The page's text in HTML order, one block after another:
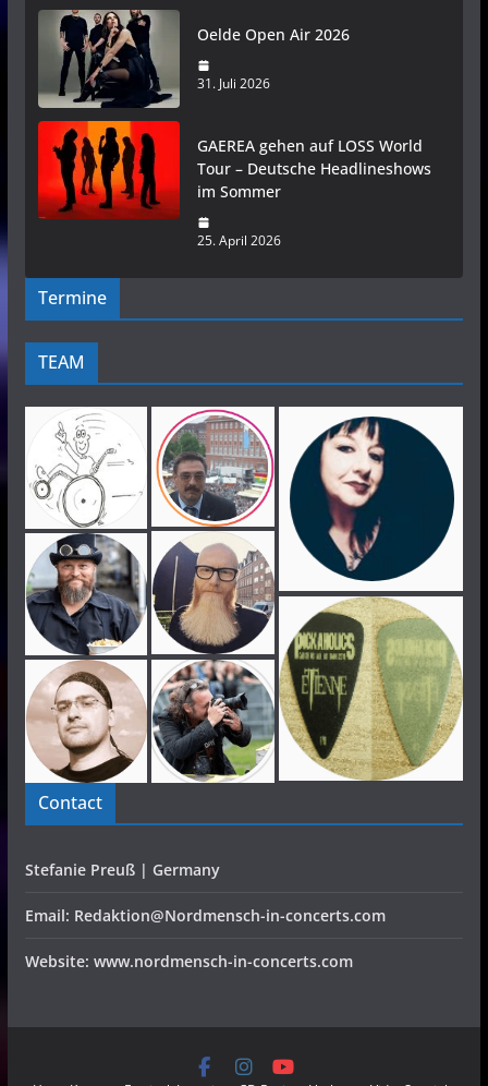
Oelde Open Air 2026
31. Juli 2026
GAEREA gehen auf LOSS World
Tour – Deutsche Headlineshows
im Sommer
25. April 2026
Termine
TEAM
Contact
Stefanie Preuß | Germany
Email: Redaktion@Nordmensch-in-concerts.com
Website: www.nordmensch-in-concerts.com